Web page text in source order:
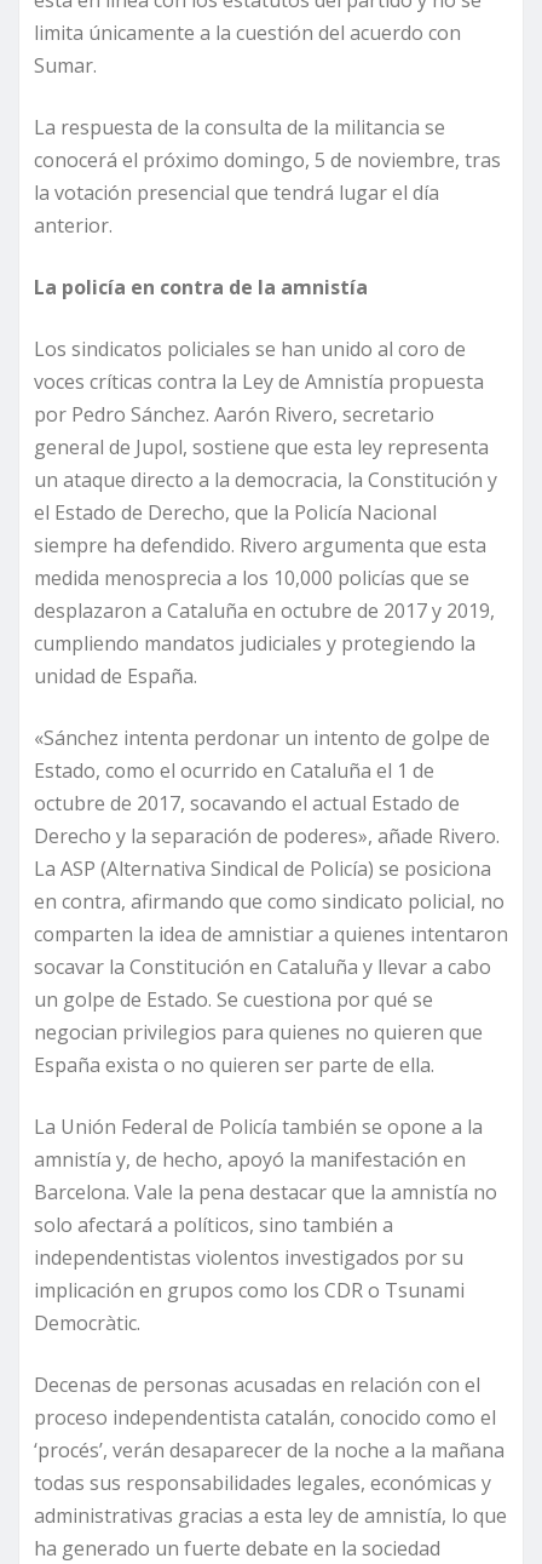
limita únicamente a la cuestión del acuerdo con
Sumar.
La respuesta de la consulta de la militancia se
conocerá el próximo domingo, 5 de noviembre, tras
la votación presencial que tendrá lugar el día
anterior.
La policía en contra de la amnistía
Los sindicatos policiales se han unido al coro de
voces críticas contra la Ley de Amnistía propuesta
por Pedro Sánchez. Aarón Rivero, secretario
general de Jupol, sostiene que esta ley representa
un ataque directo a la democracia, la Constitución y
el Estado de Derecho, que la Policía Nacional
siempre ha defendido. Rivero argumenta que esta
medida menosprecia a los 10,000 policías que se
desplazaron a Cataluña en octubre de 2017 y 2019,
cumpliendo mandatos judiciales y protegiendo la
unidad de España.
«Sánchez intenta perdonar un intento de golpe de
Estado, como el ocurrido en Cataluña el 1 de
octubre de 2017, socavando el actual Estado de
Derecho y la separación de poderes», añade Rivero.
La ASP (Alternativa Sindical de Policía) se posiciona
en contra, afirmando que como sindicato policial, no
comparten la idea de amnistiar a quienes intentaron
socavar la Constitución en Cataluña y llevar a cabo
un golpe de Estado. Se cuestiona por qué se
negocian privilegios para quienes no quieren que
España exista o no quieren ser parte de ella.
La Unión Federal de Policía también se opone a la
amnistía y, de hecho, apoyó la manifestación en
Barcelona. Vale la pena destacar que la amnistía no
solo afectará a políticos, sino también a
independentistas violentos investigados por su
implicación en grupos como los CDR o Tsunami
Democràtic.
Decenas de personas acusadas en relación con el
proceso independentista catalán, conocido como el
‘procés’, verán desaparecer de la noche a la mañana
todas sus responsabilidades legales, económicas y
administrativas gracias a esta ley de amnistía, lo que
ha generado un fuerte debate en la sociedad